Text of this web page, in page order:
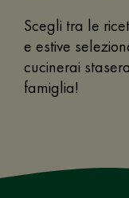
Scegli tra le
e estive
cucinerai
famiglia!